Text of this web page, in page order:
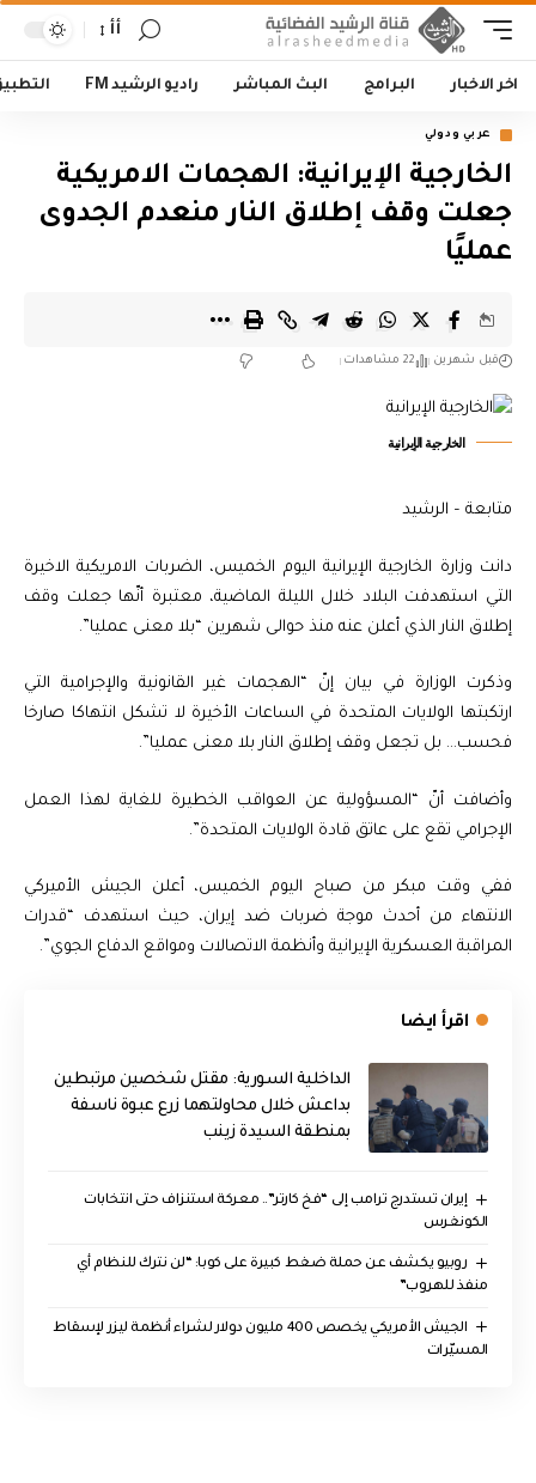
أأ
اخر الاخبار البرامج البث المباشر راديو الرشيد FM
عربي ودولي
الخارجية الإيرانية: الهجمات الامريكية
جعلت وقف إطلاق النار منعدم الجدوى
عمليًا
قبل شهرين 22 مشاهدات
الخارجية الإيرانية
متابعة – الرشيد
دانت وزارة الخارجية الإيرانية اليوم الخميس، الضربات الامريكية الاخيرة
التي استهدفت البلاد خلال الليلة الماضية، معتبرة أنّها جعلت وقف
إطلاق النار الذي أعلن عنه منذ حوالى شهرين “بلا معنى عمليا”.
وذكرت الوزارة في بيان إنّ “الهجمات غير القانونية والإجرامية التي
ارتكبتها الولايات المتحدة في الساعات الأخيرة لا تشكل انتهاكا صارخا
فحسب… بل تجعل وقف إطلاق النار بلا معنى عمليا”.
وأضافت أنّ “المسؤولية عن العواقب الخطيرة للغاية لهذا العمل
الإجرامي تقع على عاتق قادة الولايات المتحدة”.
ففي وقت مبكر من صباح اليوم الخميس، أعلن الجيش الأميركي
الانتهاء من أحدث موجة ضربات ضد إيران، حيث استهدف “قدرات
المراقبة العسكرية الإيرانية وأنظمة الاتصالات ومواقع الدفاع الجوي”.
اقرأ ايضا
الداخلية السورية: مقتل شخصين مرتبطين
بداعش خلال محاولتهما زرع عبوة ناسفة
بمنطقة السيدة زينب
إيران تستدرج ترامب إلى “فخ كارتر”.. معركة استنزاف حتى انتخابات
الكونغرس
روبيو يكشف عن حملة ضغط كبيرة على كوبا: “لن نترك للنظام أي
منفذ للهروب”
الجيش الأمريكي يخصص 400 مليون دولار لشراء أنظمة ليزر لإسقاط
المسيّرات